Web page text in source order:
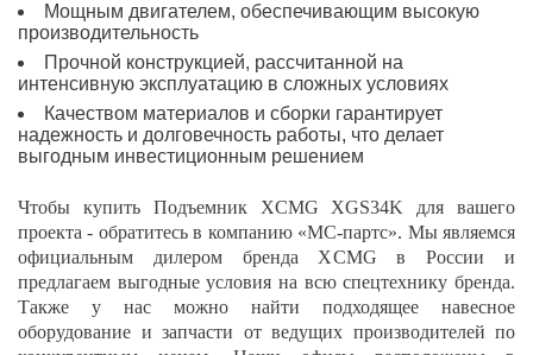
Мощным двигателем, обеспечивающим высокую
производительность
Прочной конструкцией, рассчитанной на
интенсивную эксплуатацию в сложных условиях
Качеством материалов и сборки гарантирует
надежность и долговечность работы, что делает
выгодным инвестиционным решением
Чтобы купить Подъемник XCMG XGS34K для вашего
проекта - обратитесь в компанию «МС-партс». Мы являемся
официальным дилером бренда XCMG в России и
предлагаем выгодные условия на всю спецтехнику бренда.
Также у нас можно найти подходящее навесное
оборудование и запчасти от ведущих производителей по